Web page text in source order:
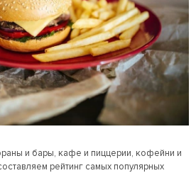
и бары, кафе и пиццерии, кофейни и
рейтинг самых популярных